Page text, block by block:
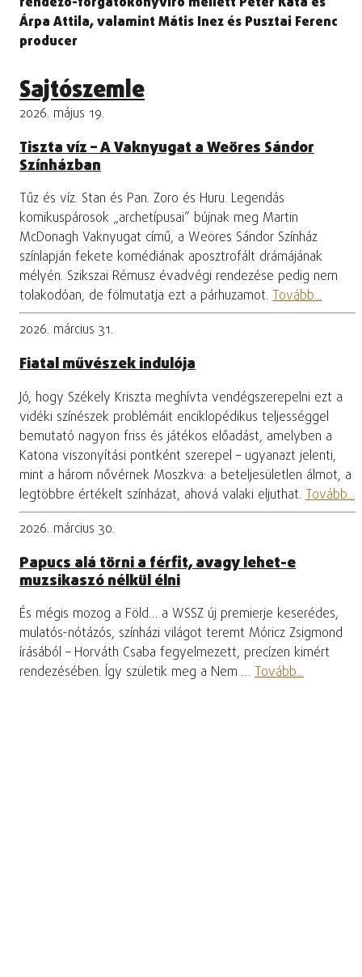
Árpa Attila, valamint Mátis Inez és Pusztai Ferenc
producer
Sajtószemle
2026. május 19.
Tiszta víz – A Vaknyugat a Weöres Sándor
Színházban
Tűz és víz. Stan és Pan. Zoro és Huru. Legendás
komikuspárosok „archetípusai” bújnak meg Martin
McDonagh Vaknyugat című, a Weöres Sándor Színház
színlapján fekete komédiának aposztrofált drámájának
mélyén. Szikszai Rémusz évadvégi rendezése pedig nem
tolakodóan, de fölmutatja ezt a párhuzamot. Tovább...
2026. március 31.
Fiatal művészek indulója
Jó, hogy Székely Kriszta meghívta vendégszerepelni ezt a
vidéki színészek problémáit enciklopédikus teljességgel
bemutató nagyon friss és játékos előadást, amelyben a
Katona viszonyítási pontként szerepel – ugyanazt jelenti,
mint a három nővérnek Moszkva: a beteljesületlen álmot, a
legtöbbre értékelt színházat, ahová valaki eljuthat. Tovább...
2026. március 30.
Papucs alá törni a férfit, avagy lehet-e
muzsikaszó nélkül élni
És mégis mozog a Föld… a WSSZ új premierje keserédes,
mulatós-nótázós, színházi világot teremt Móricz Zsigmond
írásából – Horváth Csaba fegyelmezett, precízen kimért
rendezésében. Így születik meg a Nem … Tovább...